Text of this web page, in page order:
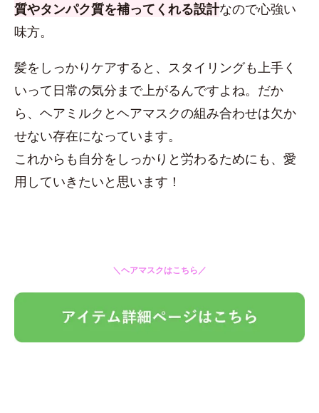
質やタンパク質を補ってくれる設計なので心強い
味方。
髪をしっかりケアすると、スタイリングも上手く
いって日常の気分まで上がるんですよね。だか
ら、ヘアミルクとヘアマスクの組み合わせは欠か
せない存在になっています。
これからも自分をしっかりと労わるためにも、愛
用していきたいと思います！
＼ヘアマスクはこちら／